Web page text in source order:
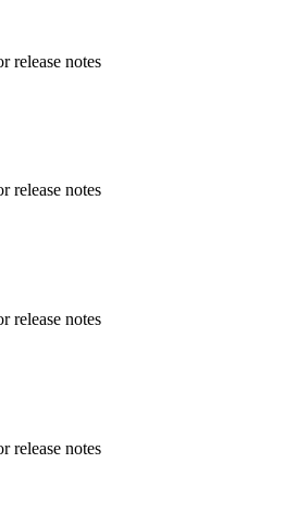
release notes
release notes
release notes
release notes